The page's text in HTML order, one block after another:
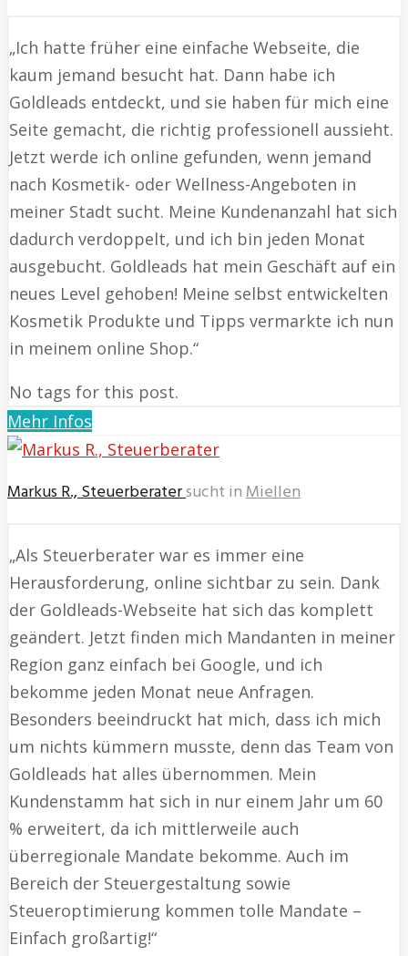
„Ich hatte früher eine einfache Webseite, die
kaum jemand besucht hat. Dann habe ich
Goldleads entdeckt, und sie haben für mich eine
Seite gemacht, die richtig professionell aussieht.
Jetzt werde ich online gefunden, wenn jemand
nach Kosmetik- oder Wellness-Angeboten in
meiner Stadt sucht. Meine Kundenanzahl hat sich
dadurch verdoppelt, und ich bin jeden Monat
ausgebucht. Goldleads hat mein Geschäft auf ein
neues Level gehoben! Meine selbst entwickelten
Kosmetik Produkte und Tipps vermarkte ich nun
in meinem online Shop.“
No tags for this post.
Mehr Infos
Markus R., Steuerberatersucht inMiellen
„Als Steuerberater war es immer eine
Herausforderung, online sichtbar zu sein. Dank
der Goldleads-Webseite hat sich das komplett
geändert. Jetzt finden mich Mandanten in meiner
Region ganz einfach bei Google, und ich
bekomme jeden Monat neue Anfragen.
Besonders beeindruckt hat mich, dass ich mich
um nichts kümmern musste, denn das Team von
Goldleads hat alles übernommen. Mein
Kundenstamm hat sich in nur einem Jahr um 60
% erweitert, da ich mittlerweile auch
überregionale Mandate bekomme. Auch im
Bereich der Steuergestaltung sowie
Steueroptimierung kommen tolle Mandate –
Einfach großartig!“